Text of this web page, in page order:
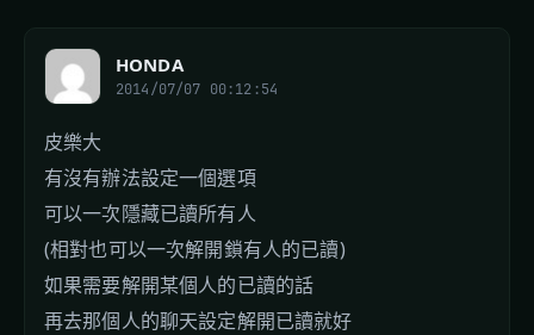
HONDA
2014/07/07 00:12:54
皮樂大
有沒有辦法設定一個選項
可以一次隱藏已讀所有人
(相對也可以一次解開鎖有人的已讀)
如果需要解開某個人的已讀的話
再去那個人的聊天設定解開已讀就好